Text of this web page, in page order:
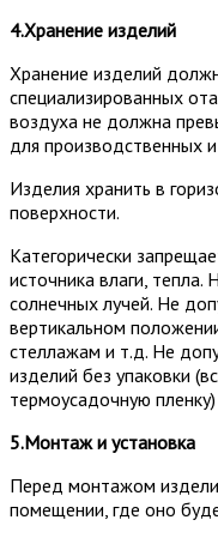
4.Хранение изделий
Хранение изделий
специализированных
воздуха не должна
для производственных
Изделия хранить в
поверхности.
Категорически
источника влаги,
солнечных лучей. Не
вертикальном
стеллажам и т.д. Не
изделий без упаковки
термоусадочную
5.Монтаж и установка
Перед монтажом
помещении, где оно